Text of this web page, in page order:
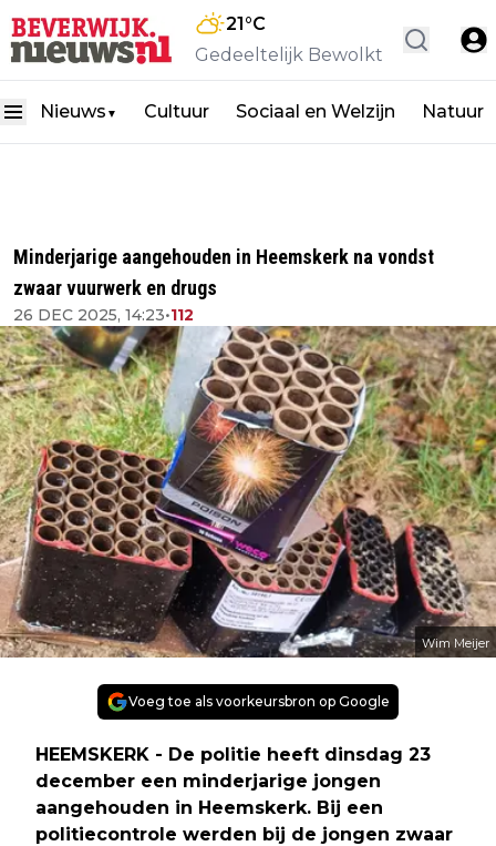
21°C
Gedeeltelijk Bewolkt
Nieuws ▼ Cultuur Sociaal en Welzijn Natuur
Minderjarige aangehouden in Heemskerk na vondst
zwaar vuurwerk en drugs
26 DEC 2025, 14:23•112
Wim Meijer
Voeg toe als voorkeursbron op Google
HEEMSKERK - De politie heeft dinsdag 23
december een minderjarige jongen
aangehouden in Heemskerk. Bij een
politiecontrole werden bij de jongen zwaar